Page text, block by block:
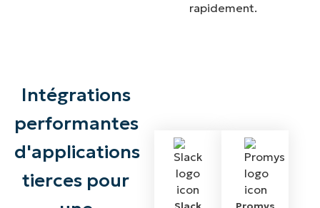
rapidement.
Intégrations
performantes
d'applications
tierces pour